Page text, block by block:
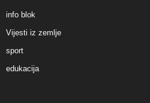
info blok
Vijesti iz zemlje
sport
edukacija